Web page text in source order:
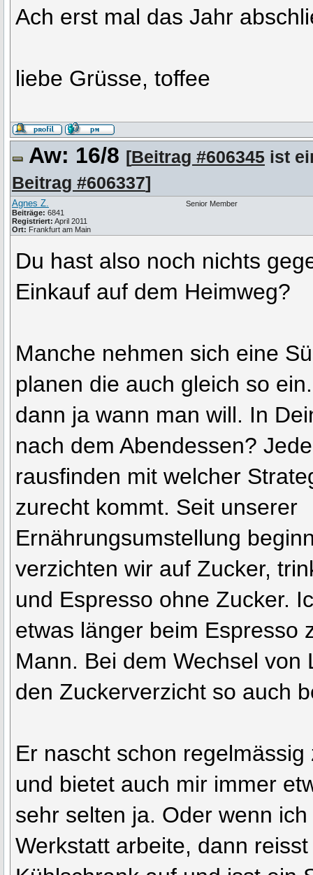
Ach erst mal das Jahr
liebe Grüsse, toffee
Aw: 16/8 [Beitrag #606345 ist
Beitrag #606337]
Agnes Z.
Beiträge: 6841
Registriert: April 2011
Ort: Frankfurt am Main
Senior Member
Du hast also noch nichts
Einkauf auf dem Heimweg?
Manche nehmen sich eine
planen die auch gleich so
dann ja wann man will. In
nach dem Abendessen?
rausfinden mit welcher
zurecht kommt. Seit unserer
Ernährungsumstellung
verzichten wir auf Zucker,
und Espresso ohne Zucker.
etwas länger beim Espresso
Mann. Bei dem Wechsel von
den Zuckerverzicht so auch
Er nascht schon
und bietet auch mir immer
sehr selten ja. Oder wenn
Werkstatt arbeite, dann